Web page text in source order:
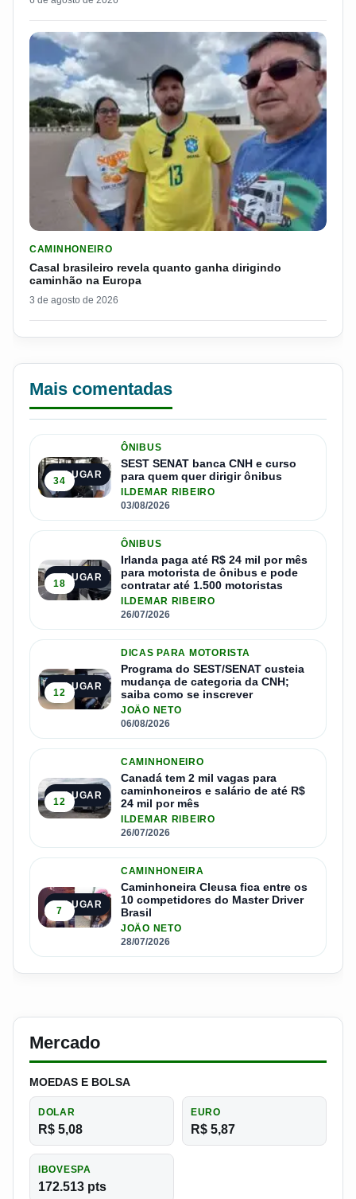
CAMINHONEIRO
Casal brasileiro revela quanto ganha dirigindo
caminhão na Europa
3 de agosto de 2026
Mais comentadas
1º LUGAR
34
ÔNIBUS
SEST SENAT banca CNH e curso
para quem quer dirigir ônibus
ILDEMAR RIBEIRO
03/08/2026
2º LUGAR
18
ÔNIBUS
Irlanda paga até R$ 24 mil por mês
para motorista de ônibus e pode
contratar até 1.500 motoristas
ILDEMAR RIBEIRO
26/07/2026
3º LUGAR
12
DICAS PARA MOTORISTA
Programa do SEST/SENAT custeia
mudança de categoria da CNH;
saiba como se inscrever
JOÃO NETO
06/08/2026
4º LUGAR
12
CAMINHONEIRO
Canadá tem 2 mil vagas para
caminhoneiros e salário de até R$
24 mil por mês
ILDEMAR RIBEIRO
26/07/2026
5º LUGAR
7
CAMINHONEIRA
Caminhoneira Cleusa fica entre os
10 competidores do Master Driver
Brasil
JOÃO NETO
28/07/2026
Mercado
MOEDAS E BOLSA
DOLAR
R$ 5,08
EURO
R$ 5,87
IBOVESPA
172.513 pts